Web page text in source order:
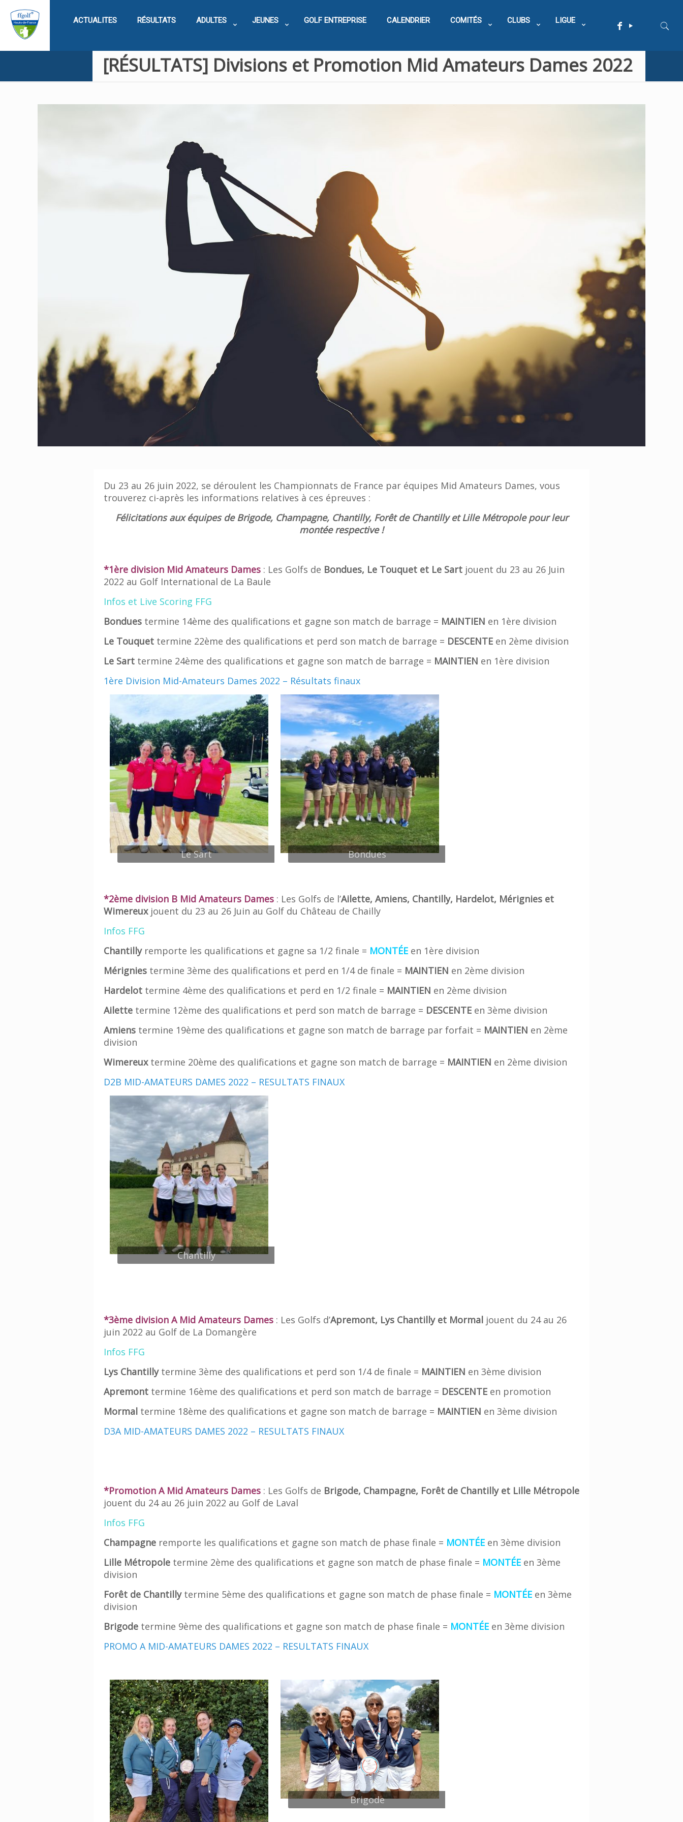
ACTUALITES RÉSULTATS ADULTES JEUNES GOLF ENTREPRISE CALENDRIER COMITÉS CLUBS LIGUE
[RÉSULTATS] Divisions et Promotion Mid Amateurs Dames 2022
Du 23 au 26 juin 2022, se déroulent les Championnats de France par équipes Mid Amateurs Dames, vous
trouverez ci-après les informations relatives à ces épreuves :
Félicitations aux équipes de Brigode, Champagne, Chantilly, Forêt de Chantilly et Lille Métropole pour leur
montée respective !
*1ère division Mid Amateurs Dames : Les Golfs de Bondues, Le Touquet et Le Sart jouent du 23 au 26 Juin
2022 au Golf International de La Baule
Infos et Live Scoring FFG
Bondues termine 14ème des qualifications et gagne son match de barrage = MAINTIEN en 1ère division
Le Touquet termine 22ème des qualifications et perd son match de barrage = DESCENTE en 2ème division
Le Sart termine 24ème des qualifications et gagne son match de barrage = MAINTIEN en 1ère division
1ère Division Mid-Amateurs Dames 2022 – Résultats finaux
Le Sart Bondues
*2ème division B Mid Amateurs Dames : Les Golfs de l’Ailette, Amiens, Chantilly, Hardelot, Mérignies et
Wimereuxjouent du 23 au 26 Juin au Golf du Château de Chailly
Infos FFG
Chantillyremporte les qualifications et gagne sa 1/2 finale = MONTÉE en 1ère division
Mérignies termine 3ème des qualifications et perd en 1/4 de finale = MAINTIEN en 2ème division
Hardelot termine 4ème des qualifications et perd en 1/2 finale = MAINTIEN en 2ème division
Ailette termine 12ème des qualifications et perd son match de barrage = DESCENTE en 3ème division
Amiens termine 19ème des qualifications et gagne son match de barrage par forfait = MAINTIEN en 2ème
division
Wimereuxtermine 20ème des qualifications et gagne son match de barrage = MAINTIEN en 2ème division
D2B MID-AMATEURS DAMES 2022 – RESULTATS FINAUX
Chantilly
*3ème division A Mid Amateurs Dames : Les Golfs d’Apremont, Lys Chantilly et Mormal jouent du 24 au 26
juin 2022 au Golf de La Domangère
Infos FFG
Lys Chantillytermine 3ème des qualifications et perd son 1/4 de finale = MAINTIEN en 3ème division
Apremont termine 16ème des qualifications et perd son match de barrage = DESCENTE en promotion
Mormal termine 18ème des qualifications et gagne son match de barrage = MAINTIEN en 3ème division
D3A MID-AMATEURS DAMES 2022 – RESULTATS FINAUX
*Promotion A Mid Amateurs Dames : Les Golfs de Brigode, Champagne, Forêt de Chantilly et Lille Métropole
jouent du 24 au 26 juin 2022 au Golf de Laval
Infos FFG
Champagne remporte les qualifications et gagne son match de phase finale = MONTÉE en 3ème division
Lille Métropole termine 2ème des qualifications et gagne son match de phase finale = MONTÉE en 3ème
division
Forêt de Chantillytermine 5ème des qualifications et gagne son match de phase finale = MONTÉE en 3ème
division
Brigode termine 9ème des qualifications et gagne son match de phase finale = MONTÉE en 3ème division
PROMO A MID-AMATEURS DAMES 2022 – RESULTATS FINAUX
Brigode